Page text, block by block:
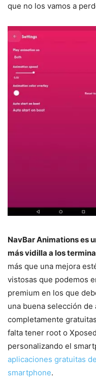
que no los vamos a
NavBar Animations es
más vidilla a los
más que una mejora
vistosas que podemos
premium en los que
una buena selección
completamente
falta tener root o
personalizando el
aplicaciones gratuitas
smartphone.